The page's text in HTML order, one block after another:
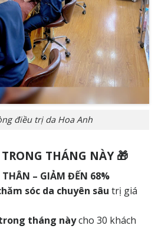
điều trị da Hoa Anh
THÁNG NÀY 🎁
– GIẢM ĐẾN 68%
sóc da chuyên sâu trị giá
tháng nàycho 30 khách